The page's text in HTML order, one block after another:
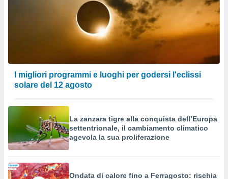
I migliori programmi e luoghi per godersi l'eclissi
solare del 12 agosto
La zanzara tigre alla conquista dell’Europa
settentrionale, il cambiamento climatico
agevola la sua proliferazione
Ondata di calore fino a Ferragosto: rischia